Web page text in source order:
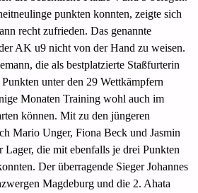
punkten konnten, zeigte sich
recht zufrieden. Das genannte
AK u9 nicht von der Hand zu weisen.
die als bestplatzierte Staßfurterin
unter den 29 Wettkämpfern
Monaten Training wohl auch im
können. Mit zu den jüngeren
Mario Unger, Fiona Beck und Jasmin
Lager, die mit ebenfalls je drei Punkten
Der überragende Sieger Johannes
Magdeburg und die 2. Ahata